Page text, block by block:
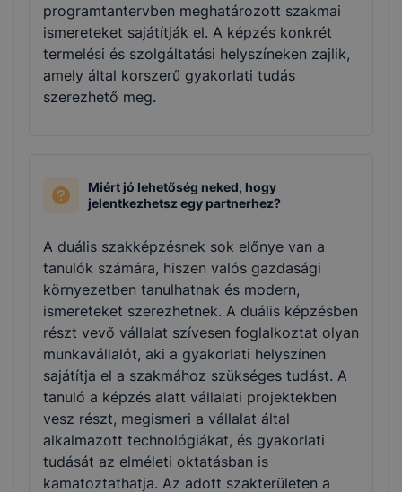
programtantervben meghatározott szakmai
ismereteket sajátítják el. A képzés konkrét
termelési és szolgáltatási helyszíneken zajlik,
amely által korszerű gyakorlati tudás
szerezhető meg.
Miért jó lehetőség neked, hogy
jelentkezhetsz egy partnerhez?
A duális szakképzésnek sok előnye van a
tanulók számára, hiszen valós gazdasági
környezetben tanulhatnak és modern,
ismereteket szerezhetnek. A duális képzésben
részt vevő vállalat szívesen foglalkoztat olyan
munkavállalót, aki a gyakorlati helyszínen
sajátítja el a szakmához szükséges tudást. A
tanuló a képzés alatt vállalati projektekben
vesz részt, megismeri a vállalat által
alkalmazott technológiákat, és gyakorlati
tudását az elméleti oktatásban is
kamatoztathatja. Az adott szakterületen a